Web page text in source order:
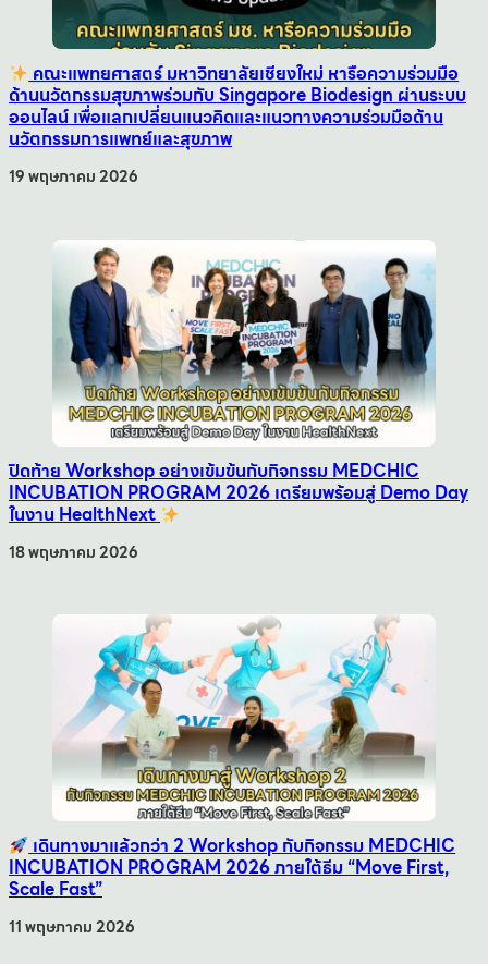
คณะแพทยศาสตร์ มหาวิทยาลัยเชียงใหม่ หารือความร่วมมือ
ด้านนวัตกรรมสุขภาพร่วมกับ Singapore Biodesign ผ่านระบบ
ออนไลน์ เพื่อแลกเปลี่ยนแนวคิดและแนวทางความร่วมมือด้าน
นวัตกรรมการแพทย์และสุขภาพ
19 พฤษภาคม 2026
ปิดท้าย Workshop อย่างเข้มข้นกับกิจกรรม MEDCHIC
INCUBATION PROGRAM 2026 เตรียมพร้อมสู่ Demo Day
ในงาน HealthNext
18 พฤษภาคม 2026
เดินทางมาแล้วกว่า 2 Workshop กับกิจกรรม MEDCHIC
INCUBATION PROGRAM 2026 ภายใต้ธีม “Move First,
Scale Fast”
11 พฤษภาคม 2026